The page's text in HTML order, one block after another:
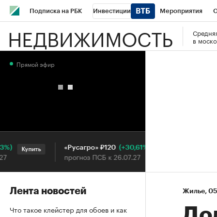
Подписка на РБК Инвестиции Мероприятия
Школа управления РБК РБК Образование РБК Курсы
НЕДВИЖИМОСТЬ
в
Жилье⁠,
Прямой эфир
Купить «Русагро» ₽120 (+30,61%)
прогноз ПСБ к 26.07.27
Лента новостей
Что такое клейстер для обоев и как